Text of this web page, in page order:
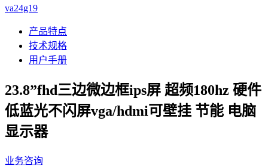
va24g19
产品特点
技术规格
用户手册
23.8”fhd三边微边框ips屏 超频180hz 硬件
低蓝光不闪屏vga/hdmi可壁挂 节能 电脑
显示器
业务咨询